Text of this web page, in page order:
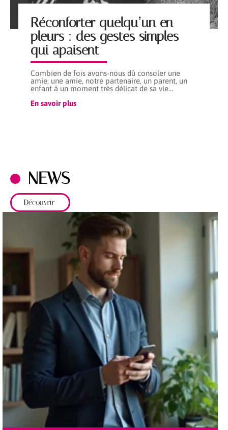
Réconforter quelqu’un en
pleurs : des gestes simples
qui apaisent
Combien de fois avons-nous dû consoler une
amie, une amie, notre partenaire, un parent, un
enfant à un moment très délicat de sa vie…
En savoir plus
NEWS
Découvrir